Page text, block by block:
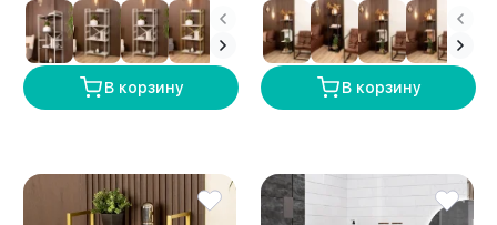
В корзину
белый/амаретто
В корзину